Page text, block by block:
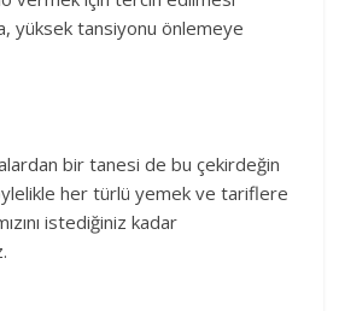
yüksek tansiyonu önlemeye
bir tanesi de bu çekirdeğin
her türlü yemek ve tariflere
istediğiniz kadar